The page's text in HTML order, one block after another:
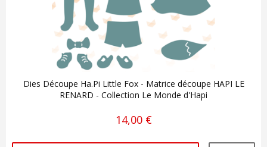
Dies Découpe Ha.Pi Little Fox - Matrice découpe HAPI LE
RENARD - Collection Le Monde d'Hapi
14,00 €